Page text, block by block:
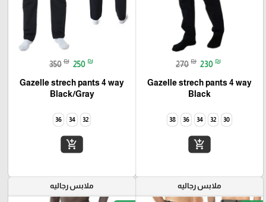
270 ₪ 230 ₪
Gazelle strech pants 4 way
Black
30
32
34
36
38
add_shopping_cart
350 ₪ 250 ₪
Gazelle strech pants 4 way
Black/Gray
32
34
36
add_shopping_cart
ملابس رجاليه ملابس رجاليه